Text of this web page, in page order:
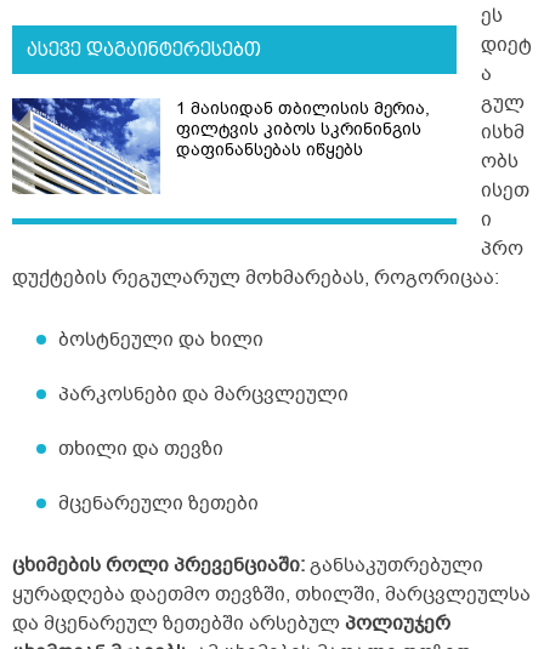
ასევე დაგაინტერესებთ
1 მაისიდან თბილისის მერია,
ფილტვის კიბოს სკრინინგის
დაფინანსებას იწყებს
ეს
დიეტ
ა
გულ
ისხმ
ობს
ისეთ
ი
პრო
დუქტების რეგულარულ მოხმარებას, როგორიცაა:
ბოსტნეული და ხილი
პარკოსნები და მარცვლეული
თხილი და თევზი
მცენარეული ზეთები
ცხიმების როლი პრევენციაში:განსაკუთრებული
ყურადღება დაეთმო თევზში, თხილში, მარცვლეულსა
და მცენარეულ ზეთებში არსებულ პოლიუჯერ